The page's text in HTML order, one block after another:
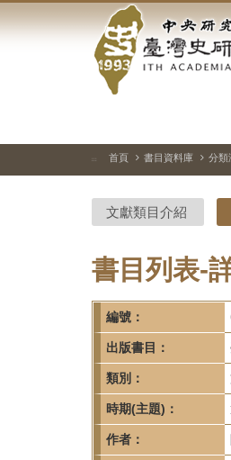
到
中
央
研
院-
臺
灣
史
研
究
所-
首
頁
::: 首頁 書目資料庫 分類
文獻類目介紹
書目列表-
編號：
出版書目：
類別：
時期(主題)：
作者：